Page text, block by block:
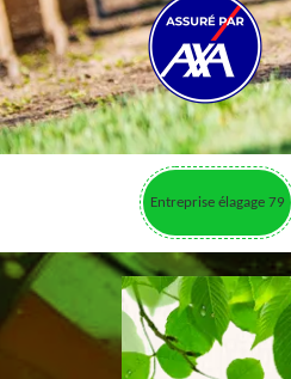
Entreprise élagage 79